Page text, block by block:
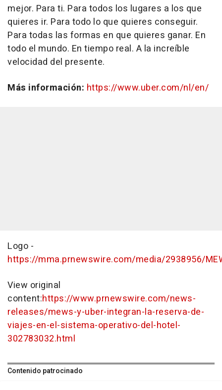
mejor. Para ti. Para todos los lugares a los que
quieres ir. Para todo lo que quieres conseguir.
Para todas las formas en que quieres ganar. En
todo el mundo. En tiempo real. A la increíble
velocidad del presente.
Más información: https://www.uber.com/nl/en/
Logo -
https://mma.prnewswire.com/media/2938956/
View original
content:https://www.prnewswire.com/news-
releases/mews-y-uber-integran-la-reserva-de-
viajes-en-el-sistema-operativo-del-hotel-
302783032.html
Contenido patrocinado